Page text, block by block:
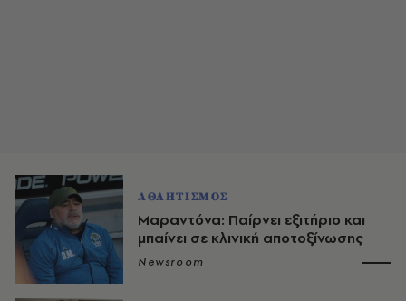
ΑΘΛΗΤΙΣΜΟΣ
Μαραντόνα: Παίρνει εξιτήριο και
μπαίνει σε κλινική αποτοξίνωσης
Newsroom